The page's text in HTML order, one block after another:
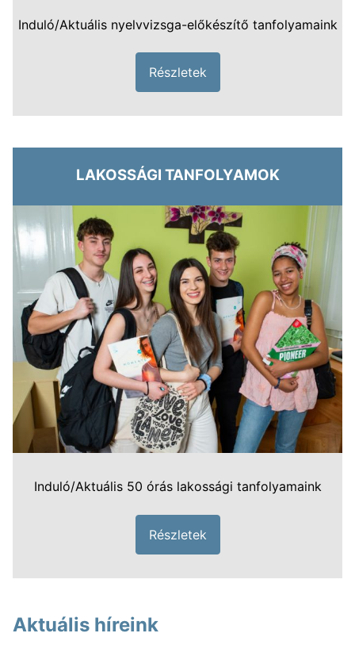
Induló/Aktuális nyelvvizsga-előkészítő tanfolyamaink
Részletek
LAKOSSÁGI TANFOLYAMOK
Induló/Aktuális 50 órás lakossági tanfolyamaink
Részletek
Aktuális híreink